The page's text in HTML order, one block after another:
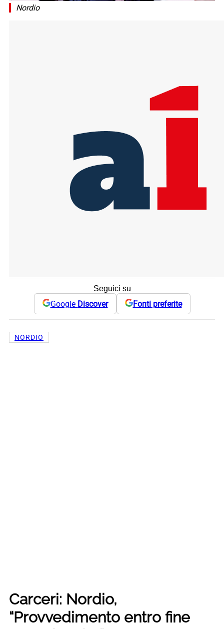
Nordio
Seguici su
Google Discover Fonti preferite
NORDIO
Carceri: Nordio,
“Provvedimento entro fine